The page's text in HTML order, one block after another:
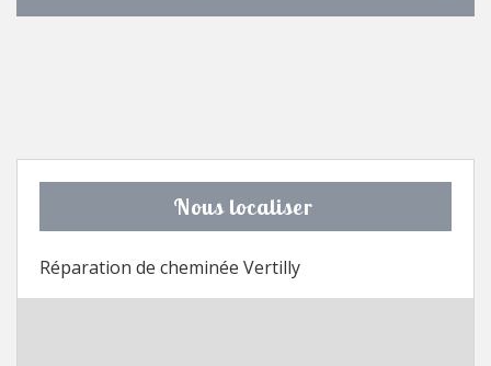
Nous localiser
Réparation de cheminée Vertilly